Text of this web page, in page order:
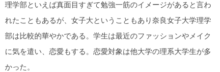
理学部といえば真面目すぎて勉強一筋のイメージがあると言わ
れたこともあるが、女子大ということもあり奈良女子大学理学
部は比較的華やかである。学生は最近のファッションやメイク
に気を遣い、恋愛もする。恋愛対象は他大学の理系大学生が多
かった。